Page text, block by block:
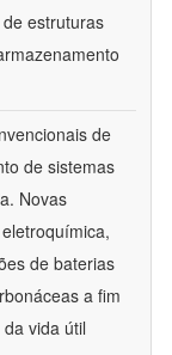
estruturas
de
de sistemas
Novas
de baterias
a fim
vida útil